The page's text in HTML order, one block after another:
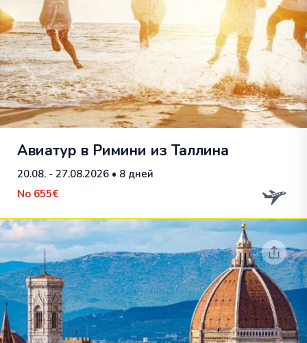
Авиатур в Римини из Таллина
20.08. - 27.08.2026 • 8 дней
No 655€